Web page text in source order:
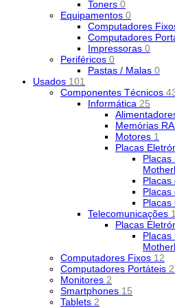
Toners 0
Equipamentos 0
Computadores
Computadores
Impressoras 0
Periféricos 0
Pastas / Malas 0
Usados 101
Componentes Técnicos
Informática 25
Memórias
Motores 1
Placas
Placas
Placas
Placas
Placas
Telecomunicações
Placas
Placas
Computadores Fixos 12
Computadores Portáteis
Monitores 2
Smartphones 15
Tablets 2